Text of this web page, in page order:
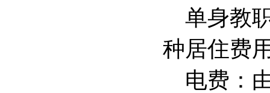
单身教
种居住费
电费：